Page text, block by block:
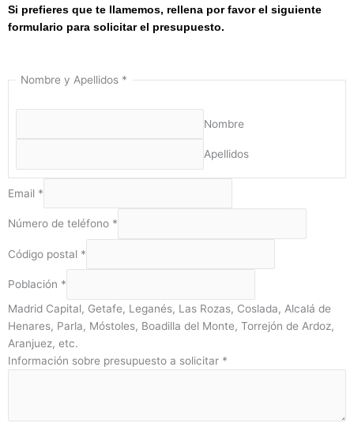
Si prefieres que te llamemos, rellena por favor el siguiente
formulario para solicitar el presupuesto.
Nombre y Apellidos *
Nombre
Apellidos
Email *
Número de teléfono *
Código postal *
Población *
Madrid Capital, Getafe, Leganés, Las Rozas, Coslada, Alcalá de
Henares, Parla, Móstoles, Boadilla del Monte, Torrejón de Ardoz,
Aranjuez, etc.
Información sobre presupuesto a solicitar *